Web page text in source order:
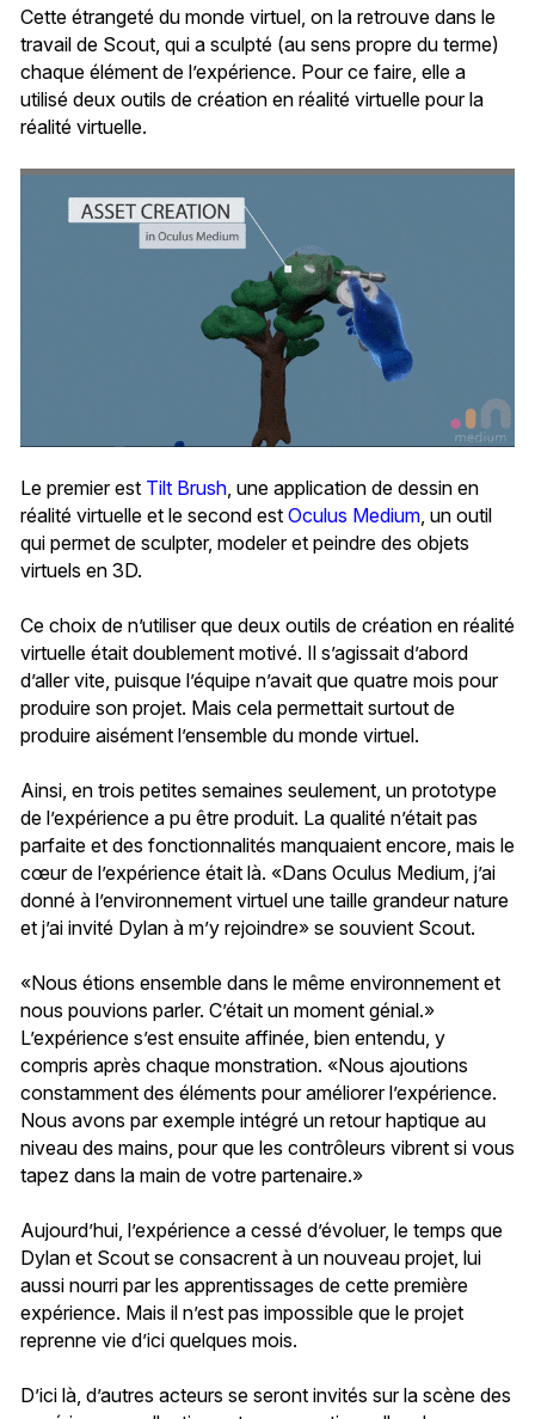
Cette étrangeté du monde virtuel, on la retrouve dans le
travail de Scout, qui a sculpté (au sens propre du terme)
chaque élément de l’expérience. Pour ce faire, elle a
utilisé deux outils de création en réalité virtuelle pour la
réalité virtuelle.
Le premier est Tilt Brush , une application de dessin en
réalité virtuelle et le second est Oculus Medium , un outil
qui permet de sculpter, modeler et peindre des objets
virtuels en 3D.
Ce choix de n’utiliser que deux outils de création en réalité
virtuelle était doublement motivé. Il s’agissait d’abord
d’aller vite, puisque l’équipe n’avait que quatre mois pour
produire son projet. Mais cela permettait surtout de
produire aisément l’ensemble du monde virtuel.
Ainsi, en trois petites semaines seulement, un prototype
de l’expérience a pu être produit. La qualité n’était pas
parfaite et des fonctionnalités manquaient encore, mais le
cœur de l’expérience était là. «Dans Oculus Medium, j’ai
donné à l’environnement virtuel une taille grandeur nature
et j’ai invité Dylan à m’y rejoindre» se souvient Scout.
«Nous étions ensemble dans le même environnement et
nous pouvions parler. C’était un moment génial.»
L’expérience s’est ensuite affinée, bien entendu, y
compris après chaque monstration. «Nous ajoutions
constamment des éléments pour améliorer l’expérience.
Nous avons par exemple intégré un retour haptique au
niveau des mains, pour que les contrôleurs vibrent si vous
tapez dans la main de votre partenaire.»
Aujourd’hui, l’expérience a cessé d’évoluer, le temps que
Dylan et Scout se consacrent à un nouveau projet, lui
aussi nourri par les apprentissages de cette première
expérience. Mais il n’est pas impossible que le projet
reprenne vie d’ici quelques mois.
D’ici là, d’autres acteurs se seront invités sur la scène des